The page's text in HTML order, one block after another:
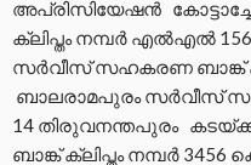
അപ്രിസിയേഷന്‍
ക്ലിപ്തം നമ്പര്‍ എല്‍എല്‍
സര്‍വീസ് സഹകരണ ബാങ്ക്
ബാലരാമപുരം സര്‍വീസ്
14 തിരുവനന്തപുരം
ബാങ്ക് ക്ലിപ്തം നമ്പര്‍